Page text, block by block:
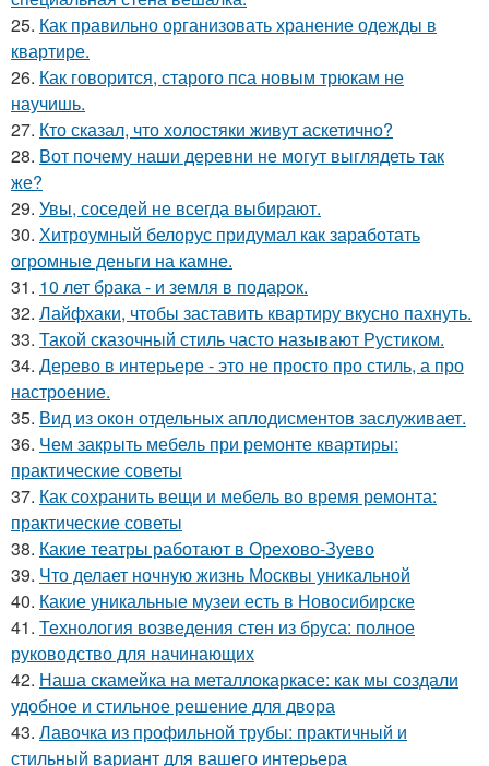
25. Как правильно организовать хранение одежды в
квартире.
26. Как говорится, старого пса новым трюкам не
научишь.
27. Кто сказал, что холостяки живут аскетично?
28. Вот почему наши деревни не могут выглядеть так
же?
29. Увы, соседей не всегда выбирают.
30. Хитроумный белорус придумал как заработать
огромные деньги на камне.
31. 10 лет брака - и земля в подарок.
32. Лайфхаки, чтобы заставить квартиру вкусно пахнуть.
33. Такой сказочный стиль часто называют Рустиком.
34. Дерево в интерьере - это не просто про стиль, а про
настроение.
35. Вид из окон отдельных аплодисментов заслуживает.
36. Чем закрыть мебель при ремонте квартиры:
практические советы
37. Как сохранить вещи и мебель во время ремонта:
практические советы
38. Какие театры работают в Орехово-Зуево
39. Что делает ночную жизнь Москвы уникальной
40. Какие уникальные музеи есть в Новосибирске
41. Технология возведения стен из бруса: полное
руководство для начинающих
42. Наша скамейка на металлокаркасе: как мы создали
удобное и стильное решение для двора
43. Лавочка из профильной трубы: практичный и
стильный вариант для вашего интерьера